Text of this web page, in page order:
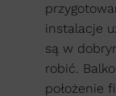
instalacje
są w
robić.
położenie